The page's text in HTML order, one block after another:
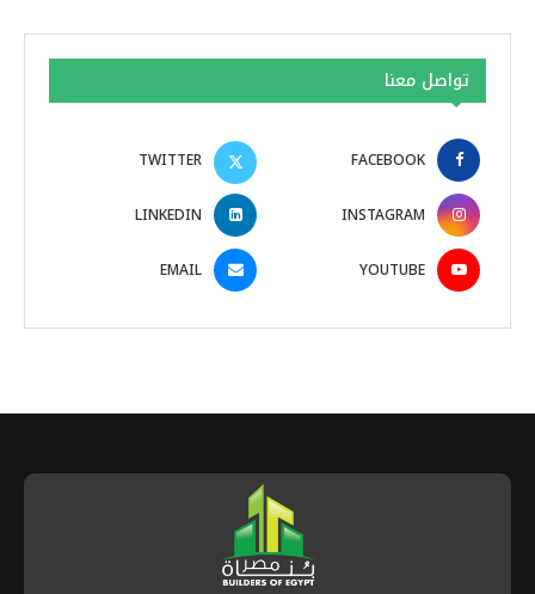
تواصل معنا
FACEBOOK
TWITTER
INSTAGRAM
LINKEDIN
YOUTUBE
EMAIL